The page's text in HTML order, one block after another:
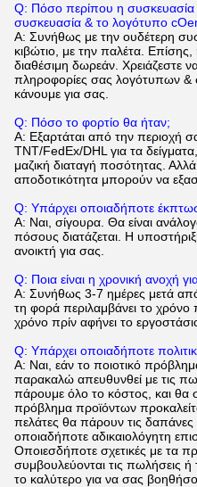
Q: Πόσο περίπου η
συσκευασία & το λογότυπο
Α: Συνήθως με την ουδέτερη
κιβώτιο, με την παλέτα.
διαθέσιμη δωρεάν. Χρειάζεστε
πληροφορίες σας λογότυπων
κάνουμε για σας.
Q: Πόσο το φορτίο θα ήταν;
Α: Εξαρτάται από την περιοχή
TNT/FedEx/DHL για τα
μαζική διαταγή ποσότητας.
αποδοτικότητα μπορούν να
Q: Υπάρχει οποιαδήποτε
Α: Ναι, σίγουρα. Θα είναι
πόσους διατάζεται. Η
ανοικτή για σας.
Q: Ποια είναι η χρονική ανοχή
Α: Συνήθως 3-7 ημέρες μετά
τη φορά περιλαμβάνει το χρόνο
χρόνο πρίν αφήνει το
Q: Υπάρχει οποιαδήποτε
Α: Ναι, εάν το ποιοτικό
παρακαλώ απευθυνθεί με τις
πάρουμε όλο το κόστος, και θα
πρόβλημα προϊόντων
πελάτες θα πάρουν τις δαπάνες
οποιαδήποτε αδικαιολόγητη
Οποιεσδήποτε σχετικές με τα
συμβουλεύονται τις πωλήσεις
το καλύτερο για να σας